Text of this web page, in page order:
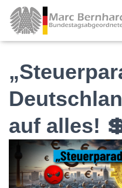
auf alles!